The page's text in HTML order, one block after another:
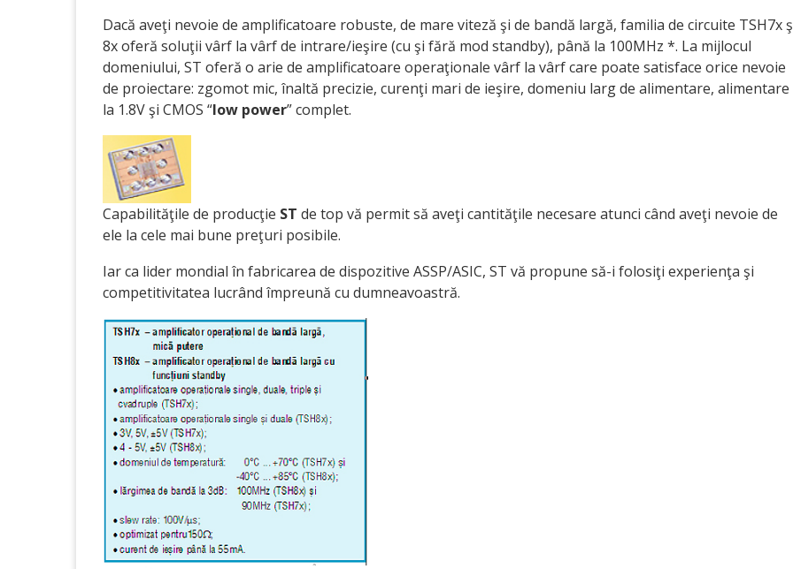
Dacă aveţi nevoie de amplificatoare robuste, de mare viteză şi de bandă largă, familia de circuite TSH7x
8x oferă soluţii vârf la vârf de intrare/ieşire (cu şi fără mod standby), până la 100MHz *. La mijlocul
domeniului, ST oferă o arie de amplificatoare operaţionale vârf la vârf care poate satisface orice nevoie
de proiectare: zgomot mic, înaltă precizie, curenţi mari de ieşire, domeniu larg de alimentare, alimentare
la 1.8V şi CMOS “low power” complet.
Capabilităţile de producţie ST de top vă permit să aveţi cantităţile necesare atunci când aveţi nevoie de
ele la cele mai bune preţuri posibile.
Iar ca lider mondial în fabricarea de dispozitive ASSP/ASIC, ST vă propune să-i folosiţi experienţa şi
competitivitatea lucrând împreună cu dumneavoastră.